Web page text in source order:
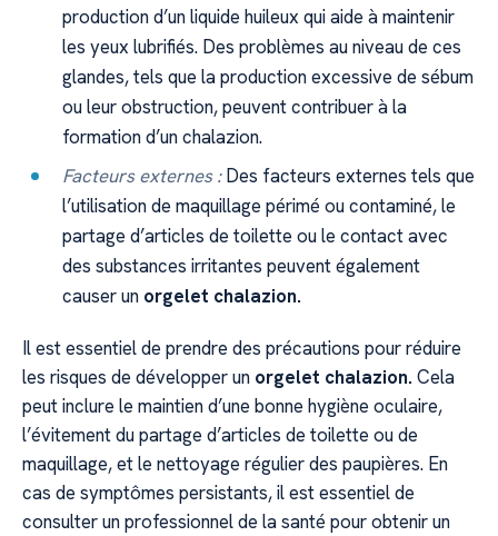
production d’un liquide huileux qui aide à maintenir
les yeux lubrifiés. Des problèmes au niveau de ces
glandes, tels que la production excessive de sébum
ou leur obstruction, peuvent contribuer à la
formation d’un chalazion.
Facteurs externes :Des facteurs externes tels que
l’utilisation de maquillage périmé ou contaminé, le
partage d’articles de toilette ou le contact avec
des substances irritantes peuvent également
causer un orgelet chalazion.
Il est essentiel de prendre des précautions pour réduire
les risques de développer un orgelet chalazion. Cela
peut inclure le maintien d’une bonne hygiène oculaire,
l’évitement du partage d’articles de toilette ou de
maquillage, et le nettoyage régulier des paupières. En
cas de symptômes persistants, il est essentiel de
consulter un professionnel de la santé pour obtenir un